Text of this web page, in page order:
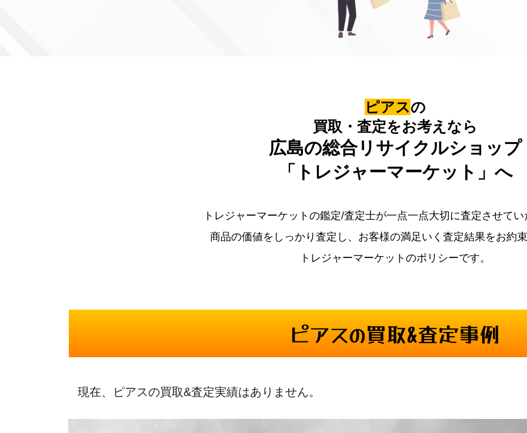
ピアスの
買取・査定をお考えなら
広島の総合リサイクルショップ
「トレジャーマーケット」へ
トレジャーマーケットの鑑定/査定士が一点一点大切に査定させて
商品の価値をしっかり査定し、お客様の満足いく査定結果をお約
トレジャーマーケットのポリシーです。
ピアスの買取&査定事例
現在、ピアスの買取&査定実績はありません。